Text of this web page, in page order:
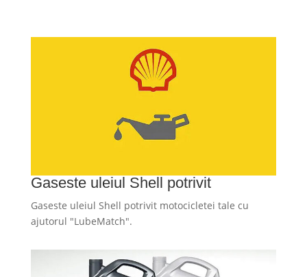
Gaseste uleiul Shell potrivit
Gaseste uleiul Shell potrivit motocicletei tale cu
ajutorul "LubeMatch".